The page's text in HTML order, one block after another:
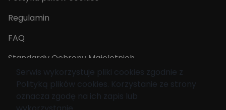
Regulamin
FAQ
Standardy Ochrony Małoletnich
© 2026 Fundacja Mam Marzenie. Wszelkie prawa
zastrzeżone.
Serwis wykorzystuje pliki cookies zgodnie z
Polityką plików cookies. Korzystanie ze strony
oznacza zgodę na ich zapis lub